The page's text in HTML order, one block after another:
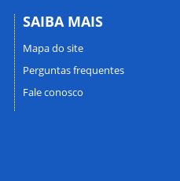
SAIBA MAIS
Mapa do site
Perguntas frequentes
Fale conosco